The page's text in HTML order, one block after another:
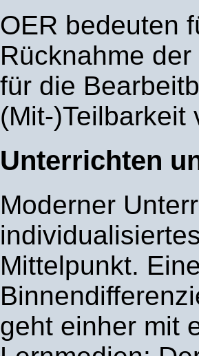
OER bedeuten
Rücknahme
für die
(Mit-)Teilbarkeit
Unterrichten
Moderner
Mittelpunkt.
geht einher mit